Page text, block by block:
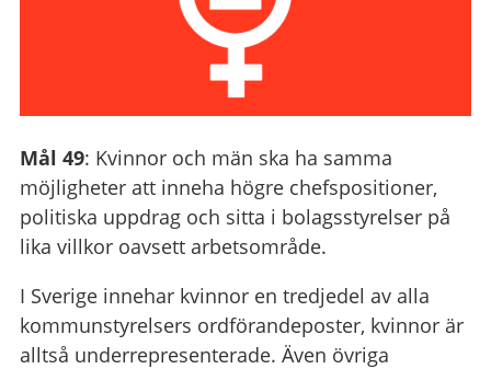
Mål 49: Kvinnor och män ska ha samma
möjligheter att inneha högre chefspositioner,
politiska uppdrag och sitta i bolagsstyrelser på
lika villkor oavsett arbetsområde.
I Sverige innehar kvinnor en tredjedel av alla
kommunstyrelsers ordförandeposter, kvinnor är
alltså underrepresenterade. Även övriga